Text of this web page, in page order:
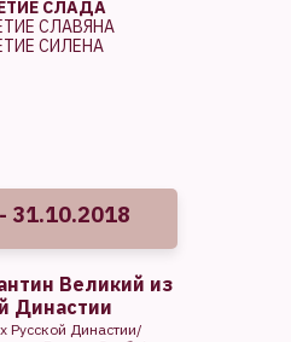
СЛАДА
СЛАВЯНА
СИЛЕНА
Русской Династии/
Великий из
Династии
31.10.2018